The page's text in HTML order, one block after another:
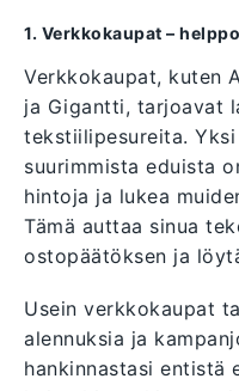
1. Verkkokaupat –
Verkkokaupat, kuten
ja Gigantti, tarjoavat
tekstiilipesureita.
suurimmista eduista
hintoja ja lukea
Tämä auttaa sinua
ostopäätöksen ja
Usein verkkokaupat
alennuksia ja
hankinnastasi entistä